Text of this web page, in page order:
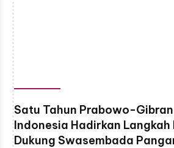
Satu Tahun Prabowo-
Indonesia Hadirkan Langkah
Dukung Swasembada